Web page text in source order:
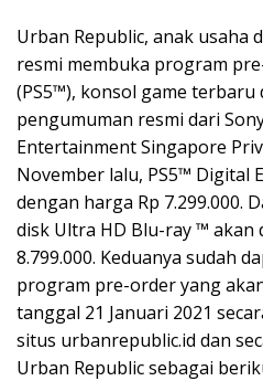
Urban Republic, anak usaha
resmi membuka program
(PS5™), konsol game terbaru
pengumuman resmi dari
Entertainment Singapore
November lalu, PS5™ Digital
dengan harga Rp 7.299.000.
disk Ultra HD Blu-ray ™ akan
8.799.000. Keduanya sudah
program pre-order yang
tanggal 21 Januari 2021
situs urbanrepublic.id dan
Urban Republic sebagai